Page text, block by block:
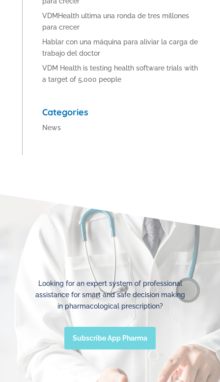
VDMHealth ultima una ronda de tres millones
para crecer
Hablar con una máquina para aliviar la carga de
trabajo del doctor
VDM Health is testing health software trials with
a target of 5,000 people
Categories
News
Looking for an expert system of professional
assistance for smart and safe decision making
in pharmacological prescription?
Subscribe App Pharma